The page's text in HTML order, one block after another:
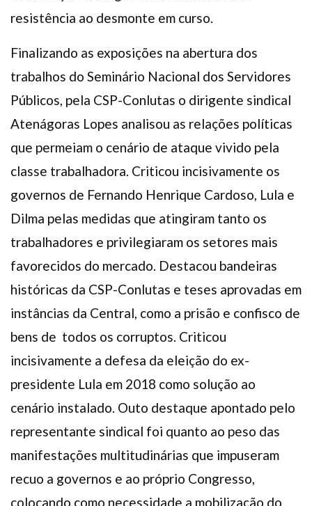
resistência ao desmonte em curso.
Finalizando as exposições na abertura dos
trabalhos do Seminário Nacional dos Servidores
Públicos, pela CSP-Conlutas o dirigente sindical
Atenágoras Lopes analisou as relações políticas
que permeiam o cenário de ataque vivido pela
classe trabalhadora. Criticou incisivamente os
governos de Fernando Henrique Cardoso, Lula e
Dilma pelas medidas que atingiram tanto os
trabalhadores e privilegiaram os setores mais
favorecidos do mercado. Destacou bandeiras
históricas da CSP-Conlutas e teses aprovadas em
instâncias da Central, como a prisão e confisco de
bens de todos os corruptos. Criticou
incisivamente a defesa da eleição do ex-
presidente Lula em 2018 como solução ao
cenário instalado. Outo destaque apontado pelo
representante sindical foi quanto ao peso das
manifestações multitudinárias que impuseram
recuo a governos e ao próprio Congresso,
colocando como necessidade a mobilização do